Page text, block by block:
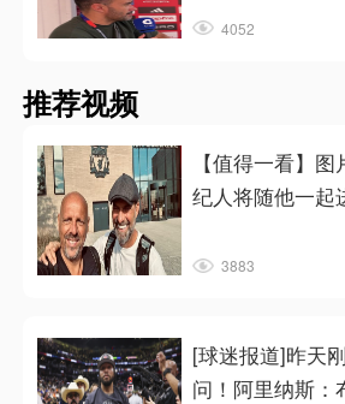
4052
推荐视频
【值得一看】
纪人将随他一起
3883
[球迷报道]昨天
问！阿里纳斯：